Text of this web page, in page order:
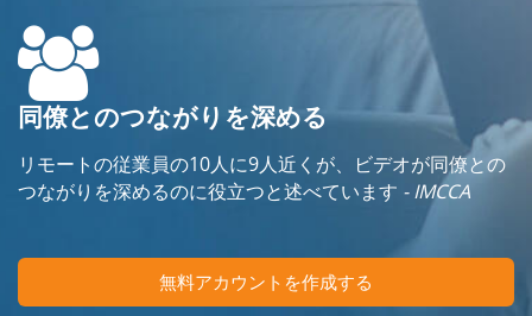
同僚とのつながりを深める
リモートの従業員の10人に9人近くが、ビデオが同僚との
つながりを深めるのに役立つと述べています - IMCCA
無料アカウントを作成する